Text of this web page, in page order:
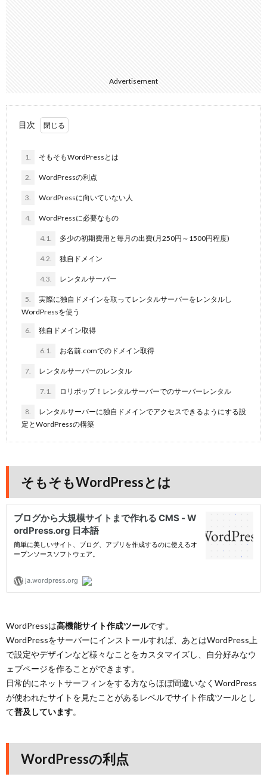
Advertisement
目次
1. そもそもWordPressとは
2. WordPressの利点
3. WordPressに向いていない人
4. WordPressに必要なもの
4.1. 多少の初期費用と毎月の出費(月250円～1500円程度)
4.2. 独自ドメイン
4.3. レンタルサーバー
5.
実際に独自ドメインを取ってレンタルサーバーをレンタルし
WordPressを使う
6. 独自ドメイン取得
6.1. お名前.comでのドメイン取得
7. レンタルサーバーのレンタル
7.1. ロリポップ！レンタルサーバーでのサーバーレンタル
8.
レンタルサーバーに独自ドメインでアクセスできるようにする設
定とWordPressの構築
そもそもWordPressとは
WordPressは高機能サイト作成ツールです。
WordPressをサーバーにインストールすれば、あとはWordPress上
で設定やデザインなど様々なことをカスタマイズし、自分好みなウ
ェブページを作ることができます。
日常的にネットサーフィンをする方ならほぼ間違いなくWordPress
が使われたサイトを見たことがあるレベルでサイト作成ツールとし
て普及しています。
WordPressの利点